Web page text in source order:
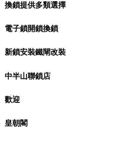
換鎖提供多類選擇
電子鎖開鎖換鎖
新鎖安裝鐵閘改裝
中半山聯鎖店
歡迎
皇朝閣